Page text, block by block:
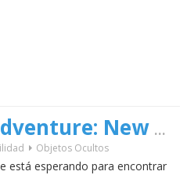
Big City Adventure: New York
Objetos Ocultos
está esperando para encontrar